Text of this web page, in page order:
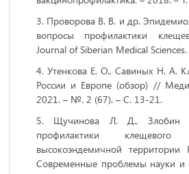
Проворова В. В. и др.
вопросы профилактики
Journal of Siberian Medical
Утенкова Е. О., Савиных Н. А.
России и Европе (обзор) //
2021. – №. 2 (67). – С. 13-21.
Щучинова Л. Д., Злобин
профилактики
высокоэндемичной
Современные проблемы науки и